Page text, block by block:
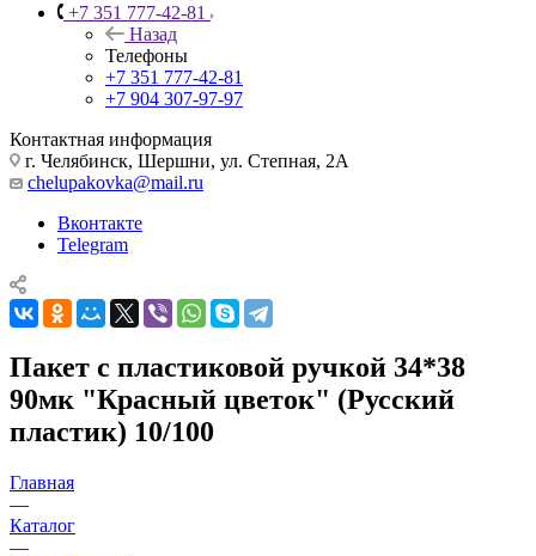
+7 351 777-42-81
Назад
Телефоны
+7 351 777-42-81
+7 904 307-97-97
Контактная информация
г. Челябинск, Шершни, ул. Степная, 2А
chelupakovka@mail.ru
Вконтакте
Telegram
Пакет с пластиковой ручкой 34*38
90мк "Красный цветок" (Русский
пластик) 10/100
Главная
—
Каталог
—